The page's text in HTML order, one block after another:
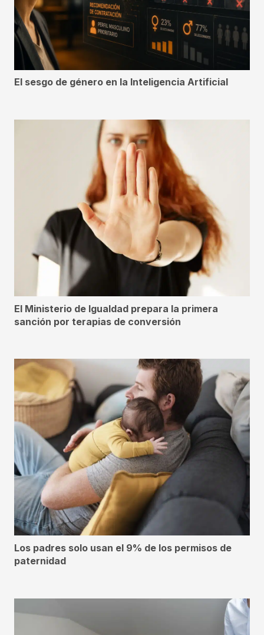
El sesgo de género en la Inteligencia Artificial
El Ministerio de Igualdad prepara la primera
sanción por terapias de conversión
Los padres solo usan el 9% de los permisos de
paternidad